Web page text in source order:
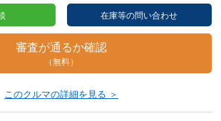
在庫等の問い合わせ
審査が通るか確認
（無料）
このクルマの詳細を見る ＞